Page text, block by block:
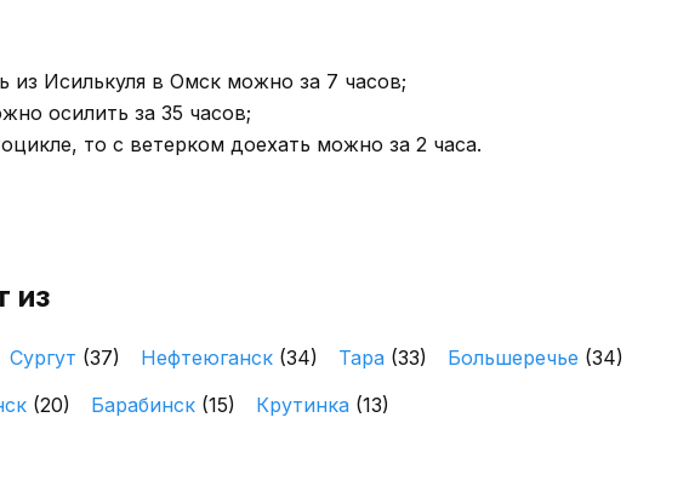
из Исилькуля в Омск можно за 7 часов;
осилить за 35 часов;
то с ветерком доехать можно за 2 часа.
из
Сургут (37) Нефтеюганск (34) Тара (33) Большеречье (34)
(20) Барабинск (15) Крутинка (13)